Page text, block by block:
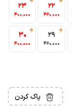
22
460٬000
23
400٬000
29
460٬000
30
400٬000
پاک کردن